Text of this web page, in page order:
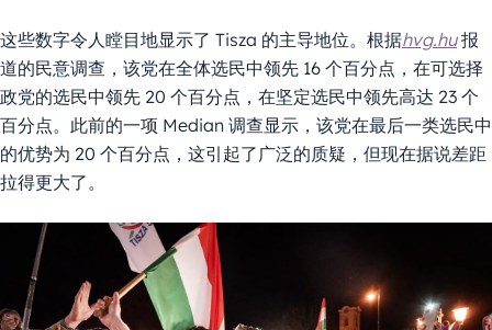
这些数字令人瞠目地显示了 Tisza 的主导地位。根据hvg.hu报
道的民意调查，该党在全体选民中领先 16 个百分点，在可选择
政党的选民中领先 20 个百分点，在坚定选民中领先高达 23 个
百分点。此前的一项 Median 调查显示，该党在最后一类选民中
的优势为 20 个百分点，这引起了广泛的质疑，但现在据说差距
拉得更大了。